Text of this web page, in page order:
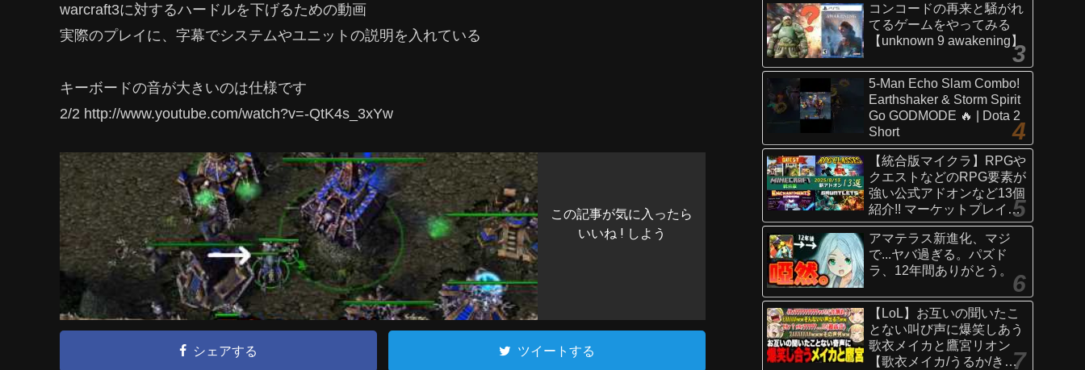
warcraft3に対するハードルを下げるための動画
実際のプレイに、字幕でシステムやユニットの説明を入れている
キーボードの音が大きいのは仕様です
2/2 http://www.youtube.com/watch?v=-QtK4s_3xYw
この記事が気に入ったら
いいね ! しよう
シェアする ツイートする
コンコードの再来と騒がれ
てるゲームをやってみる
【unknown 9 awakening】
5-Man Echo Slam Combo!
Earthshaker & Storm Spirit
Go GODMODE 🔥 | Dota 2
Short
【統合版マイクラ】RPGや
クエストなどのRPG要素が
強い公式アドオンなど13個
紹介!! マーケットプレイス
情報
【Switch/Win10/PE/PS/Xb
ox】
アマテラス新進化、マジ
で...ヤバ過ぎる。パズド
ラ、12年間ありがとう。
【LoL】お互いの聞いたこ
とない叫び声に爆笑しあう
歌衣メイカと鷹宮リオン
【歌衣メイカ/うるか/きな